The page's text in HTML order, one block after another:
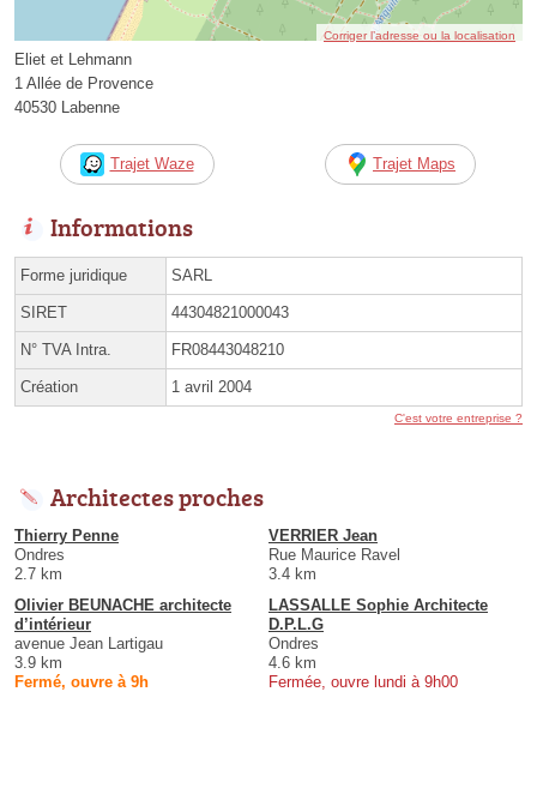
Corriger l’adresse ou la localisation
Eliet et Lehmann
1 Allée de Provence
40530 Labenne
Trajet Waze Trajet Maps
Informations
Forme juridique SARL
SIRET 44304821000043
N° TVA Intra. FR08443048210
Création 1 avril 2004
C'est votre entreprise ?
Architectes proches
Thierry Penne
Ondres
2.7 km
VERRIER Jean
Rue Maurice Ravel
3.4 km
Olivier BEUNACHE architecte
d’intérieur
avenue Jean Lartigau
3.9 km
Fermé, ouvre à 9h
LASSALLE Sophie Architecte
D.P.L.G
Ondres
4.6 km
Fermée, ouvre lundi à 9h00